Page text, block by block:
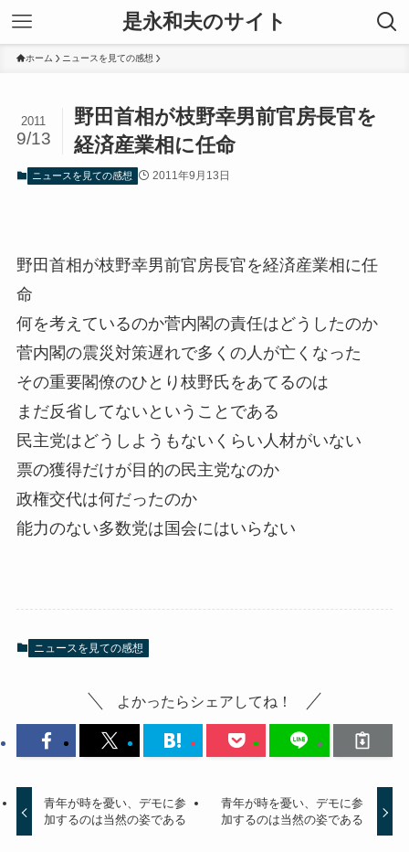
是永和夫のサイト
ホーム ニュースを見ての感想
野田首相が枝野幸男前官房長官を
経済産業相に任命
2011
9/13
ニュースを見ての感想 2011年9月13日
野田首相が枝野幸男前官房長官を経済産業相に任
命
何を考えているのか菅内閣の責任はどうしたのか
菅内閣の震災対策遅れで多くの人が亡くなった
その重要閣僚のひとり枝野氏をあてるのは
まだ反省してないということである
民主党はどうしようもないくらい人材がいない
票の獲得だけが目的の民主党なのか
政権交代は何だったのか
能力のない多数党は国会にはいらない
ニュースを見ての感想
よかったらシェアしてね！
青年が時を憂い、デモに参
加するのは当然の姿である
青年が時を憂い、デモに参
加するのは当然の姿である